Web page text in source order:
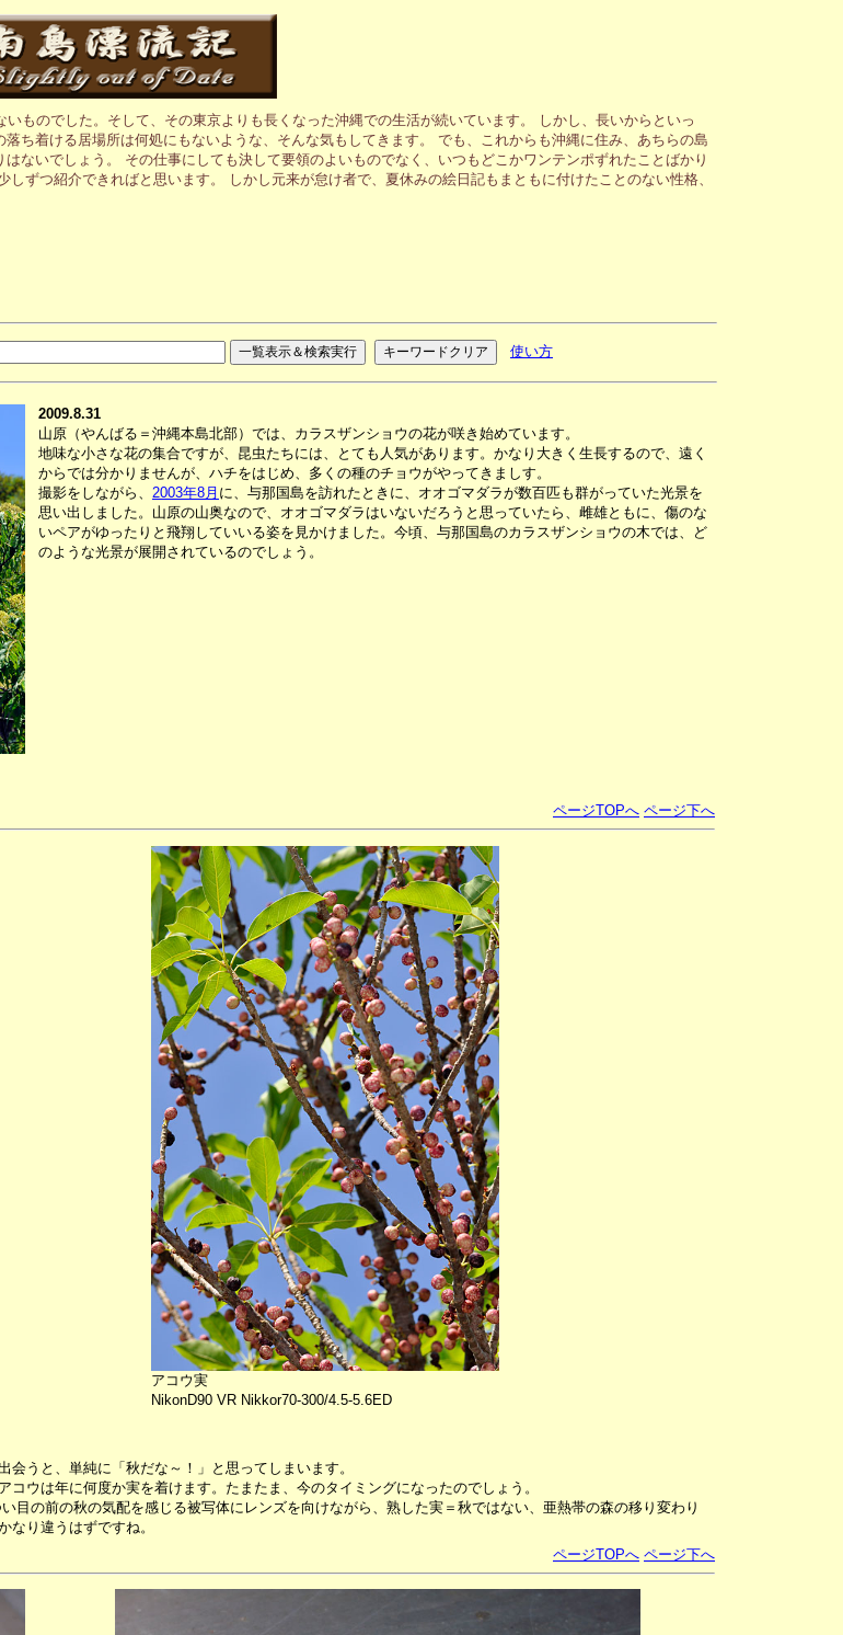
ものでした。そして、その東京よりも長くなった沖縄での生活が続いています。 しかし、長いからといっ
ち着ける居場所は何処にもないような、そんな気もしてきます。 でも、これからも沖縄に住み、あちらの島
ないでしょう。 その仕事にしても決して要領のよいものでなく、いつもどこかワンテンポずれたことばかり
ずつ紹介できればと思います。 しかし元来が怠け者で、夏休みの絵日記もまともに付けたことのない性格、
使い方
2009.8.31
山原（やんばる＝沖縄本島北部）では、カラスザンショウの花が咲き始めています。
地味な小さな花の集合ですが、昆虫たちには、とても人気があります。かなり大きく生長するので、遠く
からでは分かりませんが、ハチをはじめ、多くの種のチョウがやってきましす。
撮影をしながら、 2003年8月 に、与那国島を訪れたときに、オオゴマダラが数百匹も群がっていた光景を
思い出しました。山原の山奥なので、オオゴマダラはいないだろうと思っていたら、雌雄ともに、傷のな
いペアがゆったりと飛翔していいる姿を見かけました。今頃、与那国島のカラスザンショウの木では、ど
のような光景が展開されているのでしょう。
ページTOPへ ページ下へ
アコウ実
NikonD90 VR Nikkor70-300/4.5-5.6ED
うと、単純に「秋だな～！」と思ってしまいます。
ウは年に何度か実を着けます。たまたま、今のタイミングになったのでしょう。
の前の秋の気配を感じる被写体にレンズを向けながら、熟した実＝秋ではない、亜熱帯の森の移り変わり
なり違うはずですね。
ページTOPへ ページ下へ